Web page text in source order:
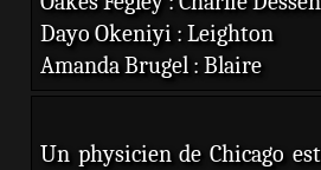
Dayo Okeniyi : Leighton
Amanda Brugel : Blaire
Un physicien de Chicago